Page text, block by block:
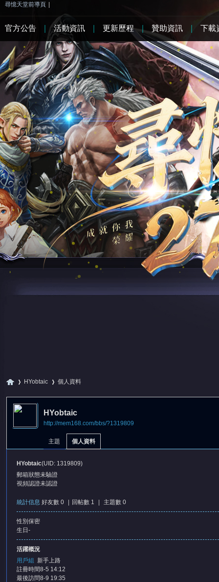
尋憶天堂前導頁
HYobtaic
›
個人資料
HYobtaic
http://mem168.com/bbs/?1319809
主題 個人資料
HYobtaic(UID: 1319809)
郵箱狀態未驗證
視頻認證未認證
統計信息 好友數 0 回帖數 1 主題數 0
性別 保密
生日 -
活躍概況
用戶組
新手上路
註冊時間8-5 14:12
最後訪問8-9 19:35